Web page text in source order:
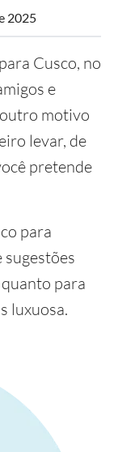
2025
Cusco, no
e
motivo
levar, de
pretende
para
sugestões
para
luxuosa.